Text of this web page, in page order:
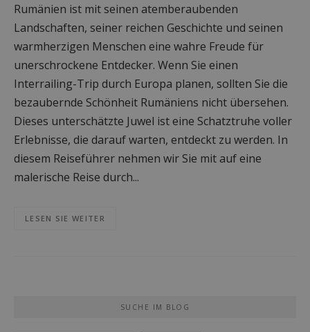
Rumänien ist mit seinen atemberaubenden
Landschaften, seiner reichen Geschichte und seinen
warmherzigen Menschen eine wahre Freude für
unerschrockene Entdecker. Wenn Sie einen
Interrailing-Trip durch Europa planen, sollten Sie die
bezaubernde Schönheit Rumäniens nicht übersehen.
Dieses unterschätzte Juwel ist eine Schatztruhe voller
Erlebnisse, die darauf warten, entdeckt zu werden. In
diesem Reiseführer nehmen wir Sie mit auf eine
malerische Reise durch...
LESEN SIE WEITER
SUCHE IM BLOG